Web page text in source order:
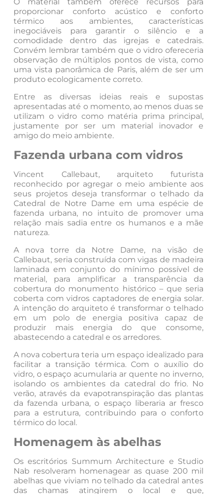
proporcionar conforto acústico e conforto
térmico aos ambientes, características
inegociáveis para garantir o silêncio e a
comodidade dentro das igrejas e catedrais.
Convém lembrar também que o vidro ofereceria
observação de múltiplos pontos de vista, como
uma vista panorâmica de Paris, além de ser um
produto ecologicamente correto.
Entre as diversas ideias reais e supostas
apresentadas até o momento, ao menos duas se
utilizam o vidro como matéria prima principal,
justamente por ser um material inovador e
amigo do meio ambiente.
Fazenda urbana com vidros
Vincent Callebaut, arquiteto futurista
reconhecido por agregar o meio ambiente aos
seus projetos deseja transformar o telhado da
Catedral de Notre Dame em uma espécie de
fazenda urbana, no intuito de promover uma
relação mais sadia entre os humanos e a mãe
natureza.
A nova torre da Notre Dame, na visão de
Callebaut, seria construída com vigas de madeira
laminada em conjunto do mínimo possível de
material, para amplificar a transparência da
cobertura do monumento histórico – que seria
coberta com vidros captadores de energia solar.
A intenção do arquiteto é transformar o telhado
em um polo de energia positiva capaz de
produzir mais energia do que consome,
abastecendo a catedral e os arredores.
A nova cobertura teria um espaço idealizado para
facilitar a transição térmica. Com o auxílio do
vidro, o espaço acumularia ar quente no inverno,
isolando os ambientes da catedral do frio. No
verão, através da evapotranspiração das plantas
da fazenda urbana, o espaço liberaria ar fresco
para a estrutura, contribuindo para o conforto
térmico do local.
Homenagem às abelhas
Os escritórios Summum Architecture e Studio
Nab resolveram homenagear as quase 200 mil
abelhas que viviam no telhado da catedral antes
das chamas atingirem o local e que,